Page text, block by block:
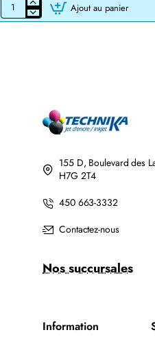
CARTOUCHE
JET
Ajout au panier
155 D, Boulevard des
H7G 2T4
450 663-3332
Contactez-nous
Nos succursales
Information